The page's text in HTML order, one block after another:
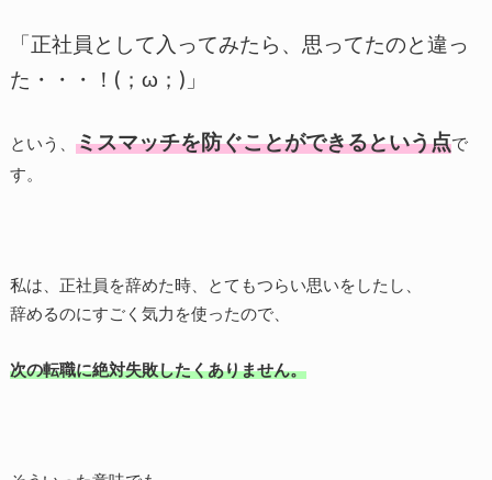
「正社員として入ってみたら、思ってたのと違っ
た・・・！(；ω；)」
という、 ミスマッチを防ぐことができるという点で
す。
私は、正社員を辞めた時、とてもつらい思いをしたし、
辞めるのにすごく気力を使ったので、
次の転職に絶対失敗したくありません。